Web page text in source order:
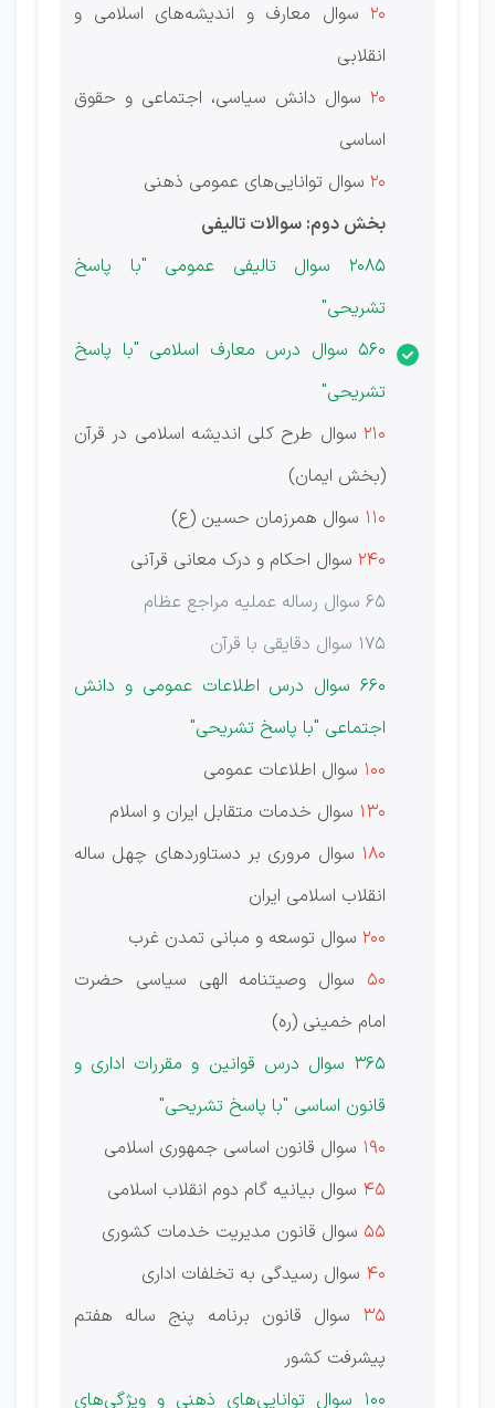
20 سوال معارف و اندیشه‌های اسلامی و
انقلابی
20 سوال دانش سیاسی، اجتماعی و حقوق
اساسی
20 سوال توانایی‌های عمومی ذهنی
بخش دوم: سوالات تالیفی
2085 سوال تالیفی عمومی "با پاسخ
تشریحی"
560 سوال درس معارف اسلامی "با پاسخ
تشریحی"
210 سوال طرح كلی اندیشه اسلامی در قرآن
(بخش ایمان)
110 سوال همرزمان حسین (ع)
240 سوال احکام و درک معانی قرآنی
65 سوال رساله عملیه مراجع عظام
175 سوال دقایقی با قرآن
660 سوال درس اطلاعات عمومی و دانش
اجتماعی "با پاسخ تشریحی"
100 سوال اطلاعات عمومی
130 سوال خدمات متقابل ایران و اسلام
180 سوال مروری بر دستاوردهای چهل ساله
انقلاب اسلامی ایران
200 سوال توسعه و مبانی تمدن غرب
50 سوال وصیتنامه الهی سیاسی حضرت
امام خمینی (ره)
365 سوال درس قوانین و مقررات اداری و
قانون اساسی "با پاسخ تشریحی"
190 سوال قانون اساسی جمهوری اسلامی
45 سوال بیانیه گام دوم انقلاب اسلامی
55 سوال قانون مدیریت خدمات کشوری
40 سوال رسیدگی به تخلفات اداری
35 سوال قانون برنامه پنج ساله هفتم
پیشرفت کشور
100 سوال توانایی‌های ذهنی و ویژگی‌های